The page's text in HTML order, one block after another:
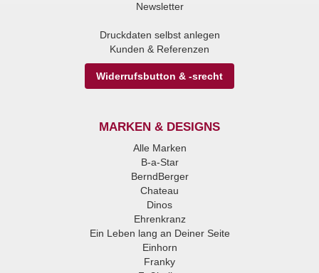
Newsletter
Druckdaten selbst anlegen
Kunden & Referenzen
Widerrufsbutton & -srecht
MARKEN & DESIGNS
Alle Marken
B-a-Star
BerndBerger
Chateau
Dinos
Ehrenkranz
Ein Leben lang an Deiner Seite
Einhorn
Franky